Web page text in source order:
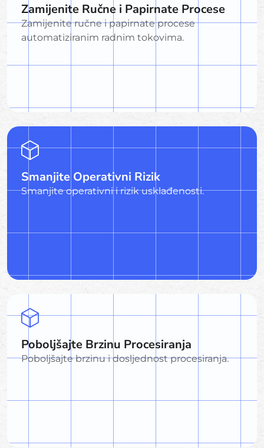
Zamijenite Ručne i Papirnate Procese
Zamijenite ručne i papirnate procese
automatiziranim radnim tokovima.
Smanjite Operativni Rizik
Smanjite operativni i rizik usklađenosti.
Poboljšajte Brzinu Procesiranja
Poboljšajte brzinu i dosljednost procesiranja.